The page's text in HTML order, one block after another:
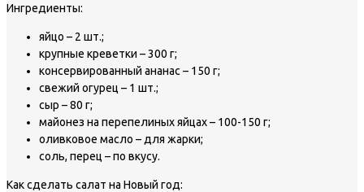
Ингредиенты:
яйцо – 2 шт.;
крупные креветки – 300 г;
консервированный ананас – 150 г;
свежий огурец – 1 шт.;
сыр – 80 г;
майонез на перепелиных яйцах – 100-150 г;
оливковое масло – для жарки;
соль, перец – по вкусу.
Как сделать салат на Новый год: